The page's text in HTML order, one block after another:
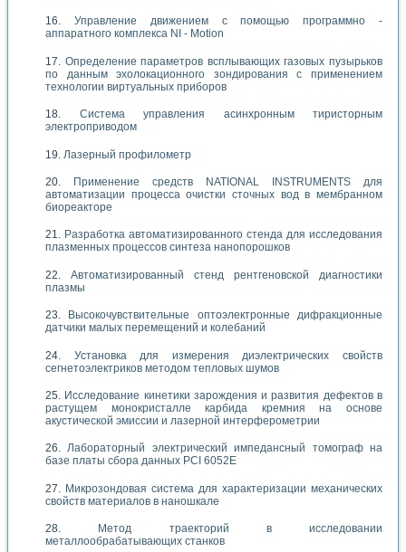
Управление движением с помощью программно -
аппаратного комплекса NI - Motion
Определение параметров всплывающих газовых пузырьков
по данным эхолокационного зондирования с применением
технологии виртуальных приборов
Система управления асинхронным тиристорным
электроприводом
Лазерный профилометр
Применение средств NATIONAL INSTRUMENTS для
автоматизации процесса очистки сточных вод в мембранном
биореакторе
Разработка автоматизированного стенда для исследования
плазменных процессов синтеза нанопорошков
Автоматизированный стенд рентгеновской диагностики
плазмы
Высокочувствительные оптоэлектронные дифракционные
датчики малых перемещений и колебаний
Установка для измерения диэлектрических свойств
сегнетоэлектриков методом тепловых шумов
Исследование кинетики зарождения и развития дефектов в
растущем монокристалле карбида кремния на основе
акустической эмиссии и лазерной интерферометрии
Лабораторный электрический импедансный томограф на
базе платы сбора данных PCI 6052E
Микрозондовая система для характеризации механических
свойств материалов в наношкале
Метод траекторий в исследовании
металлообрабатывающих станков